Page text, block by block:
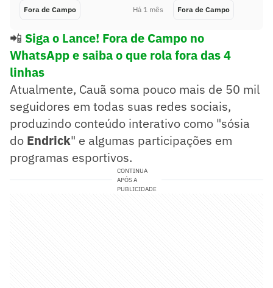
Fora de Campo Há 1 mês Fora de Campo
📲 Siga o Lance! Fora de Campo no
WhatsApp e saiba o que rola fora das 4
linhas
Atualmente, Cauã soma pouco mais de 50 mil
seguidores em todas suas redes sociais,
produzindo conteúdo interativo como "sósia
do Endrick" e algumas participações em
programas esportivos.
CONTINUA
APÓS A
PUBLICIDADE